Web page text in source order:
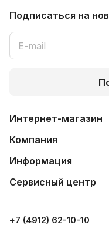
Подписаться на
Интернет-магазин
Компания
Информация
Сервисный центр
+7 (4912) 62-10-10